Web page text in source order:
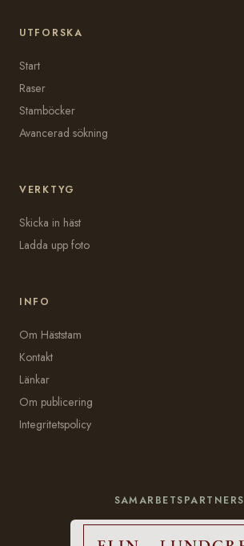
UTFORSKA
Start
Raser
Stamböcker
Avancerad sökning
VERKTYG
Skicka in häst
Ladda upp foto
INFO
Om Häststam
Kontakt
Länkar
Om publicering
Integritetspolicy
SAMARBETSPARTNERS